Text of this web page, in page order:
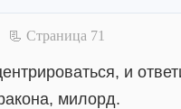
📃 Cтраница 71
и
милорд.